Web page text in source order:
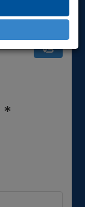
*